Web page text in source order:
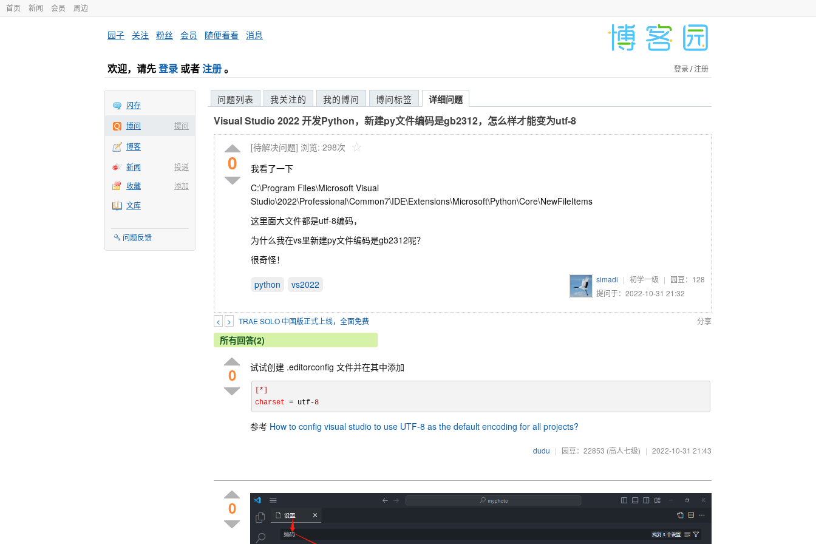
首页 新闻 会员 周边
园子 关注 粉丝 会员 随便看看 消息
欢迎，请先登录 或者注册。 登录/注册
闪存
提问
博问
博客
投递
新闻
添加
收藏
文库
问题反馈
问题列表 我关注的 我的博问 博问标签 详细问题
Visual Studio 2022 开发Python，新建py文件编码是gb2312，怎么样才能变为utf-8
0
[待解决问题] 浏览: 298次
我看了一下
C:\Program Files\Microsoft Visual
Studio\2022\Professional\Common7\IDE\Extensions\Microsoft\Python\Core\NewFileItems
这里面大文件都是utf-8编码，
为什么我在vs里新建py文件编码是gb2312呢？
很奇怪！
python vs2022 simadi | 初学一级 | 园豆： 128
提问于：2022-10-31 21:32
< > TRAE SOLO 中国版正式上线，全面免费 分享
所有回答(2)
0 试试创建 .editorconfig 文件并在其中添加
[*]
charset = utf-8
参考 How to config visual studio to use UTF-8 as the default encoding for all projects?
dudu | 园豆：22853 (高人七级) | 2022-10-31 21:43
0